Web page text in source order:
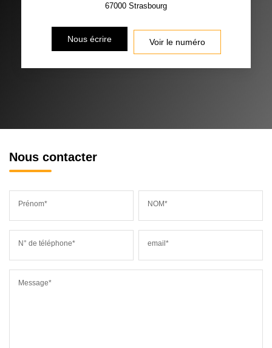
67000 Strasbourg
Nous écrire Voir le numéro
Nous contacter
Prénom* NOM*
N° de téléphone* email*
Message*